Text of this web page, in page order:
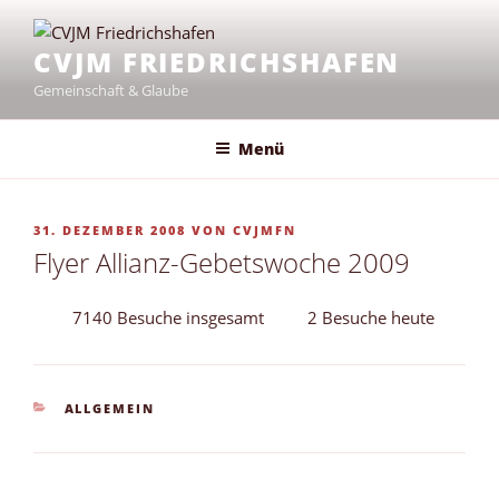
Inhalt
springenCVJM FRIEDRICHSHAFEN
Gemeinschaft & Glaube
Menü
VERÖFFENTLICHT
AM
31. DEZEMBER 2008 VON CVJMFN
Flyer Allianz-Gebetswoche 2009
7140 Besuche insgesamt 2 Besuche heute
KATEGORIEN
ALLGEMEIN